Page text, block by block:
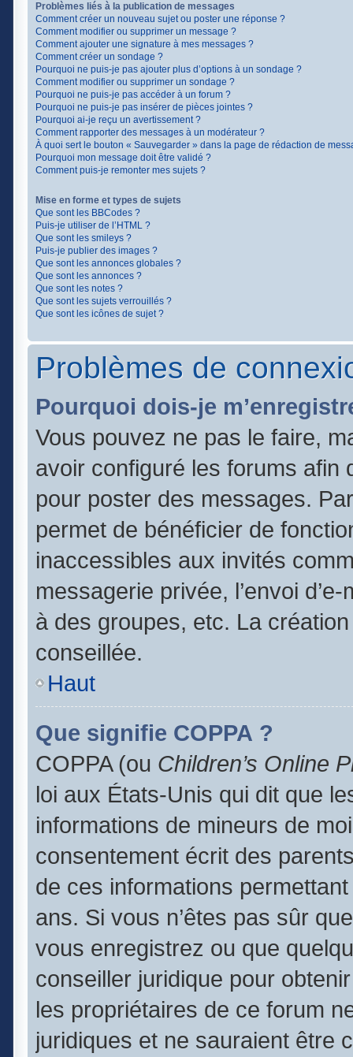
Problèmes liés à la publication de messages
Comment créer un nouveau sujet ou poster une réponse ?
Comment modifier ou supprimer un message ?
Comment ajouter une signature à mes messages ?
Comment créer un sondage ?
Pourquoi ne puis-je pas ajouter plus d’options à un sondage ?
Comment modifier ou supprimer un sondage ?
Pourquoi ne puis-je pas accéder à un forum ?
Pourquoi ne puis-je pas insérer de pièces jointes ?
Pourquoi ai-je reçu un avertissement ?
Comment rapporter des messages à un modérateur ?
À quoi sert le bouton « Sauvegarder » dans la page de rédaction de
Pourquoi mon message doit être validé ?
Comment puis-je remonter mes sujets ?
Mise en forme et types de sujets
Que sont les BBCodes ?
Puis-je utiliser de l’HTML ?
Que sont les smileys ?
Puis-je publier des images ?
Que sont les annonces globales ?
Que sont les annonces ?
Que sont les notes ?
Que sont les sujets verrouillés ?
Que sont les icônes de sujet ?
Problèmes de
Pourquoi dois-je
Vous pouvez ne pas le faire,
avoir configuré les forums afin
pour poster des messages.
permet de bénéficier de
inaccessibles aux invités
messagerie privée, l’envoi
à des groupes, etc. La
conseillée.
Haut
Que signifie COPPA ?
COPPA (ou Children’s Online
loi aux États-Unis qui dit que
informations de mineurs de
consentement écrit des
de ces informations
ans. Si vous n’êtes pas sûr
vous enregistrez ou que
conseiller juridique pour
les propriétaires de ce forum
juridiques et ne sauraient être